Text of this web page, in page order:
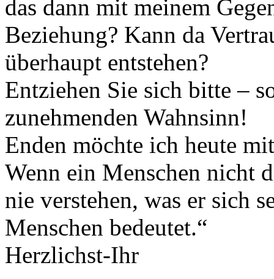
das dann mit meinem
Beziehung? Kann da
überhaupt entstehen?
Entziehen Sie sich bitte –
zunehmenden Wahnsinn!
Enden möchte ich heute
Wenn ein Menschen nicht
nie verstehen, was er sich
Menschen bedeutet.“
Herzlichst-Ihr